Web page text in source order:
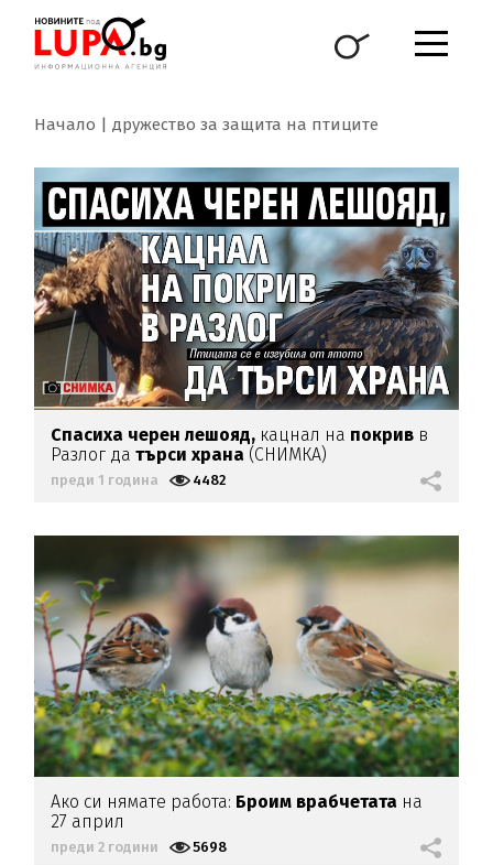
Начало дружество за защита на птиците
Спасиха черен лешояд, кацнал на покрив в
Разлог датърси храна (СНИМКА)
преди 1 година 4482
Ако си нямате работа: Броим врабчетата на
27 април
преди 2 години 5698